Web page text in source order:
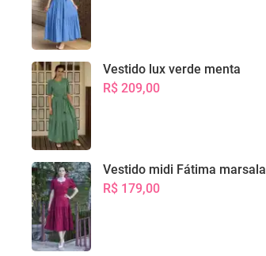
Vestido lux verde menta
R$ 209,00
Vestido midi Fátima marsala
R$ 179,00